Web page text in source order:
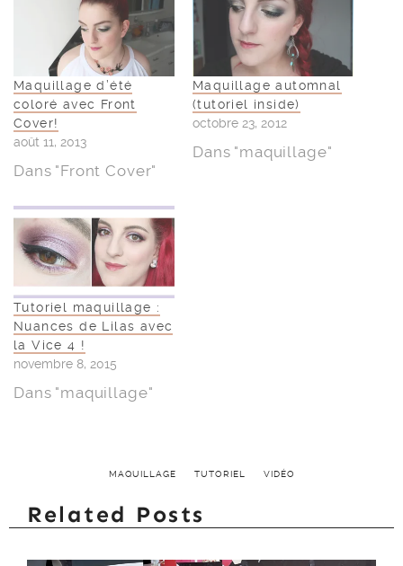
Maquillage d’été
coloré avec Front
Cover!
août 11, 2013
Dans "Front Cover"
Maquillage automnal
(tutoriel inside)
octobre 23, 2012
Dans "maquillage"
Tutoriel maquillage :
Nuances de Lilas avec
la Vice 4 !
novembre 8, 2015
Dans "maquillage"
MAQUILLAGE TUTORIEL VIDÉO
Related Posts